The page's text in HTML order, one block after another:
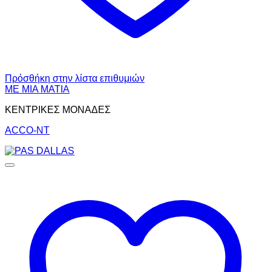
Πρόσθήκη στην λίστα επιθυμιών
ΜΕ ΜΙΑ ΜΑΤΙΑ
ΚΕΝΤΡΙΚΕΣ ΜΟΝΑΔΕΣ
ACCO-NT